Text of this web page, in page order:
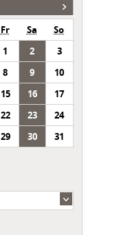
Fr Sa
So
1
2
3
8 9
10
15 16
17
22 23
24
29 30 31